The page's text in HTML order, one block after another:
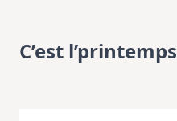
C’est l’printemps